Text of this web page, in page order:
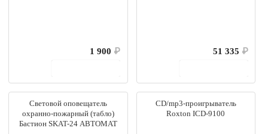
1 900 ₽
51 335 ₽
Световой оповещатель
охранно-пожарный (табло)
Бастион SKAT-24 АВТОМАТ
CD/mp3-проигрыватель
Roxton ICD-9100